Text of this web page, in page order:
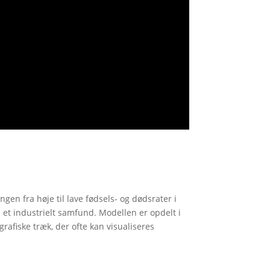
fra høje til lave fødsels- og dødsrater i
industrielt samfund. Modellen er opdelt i
træk, der ofte kan visualiseres